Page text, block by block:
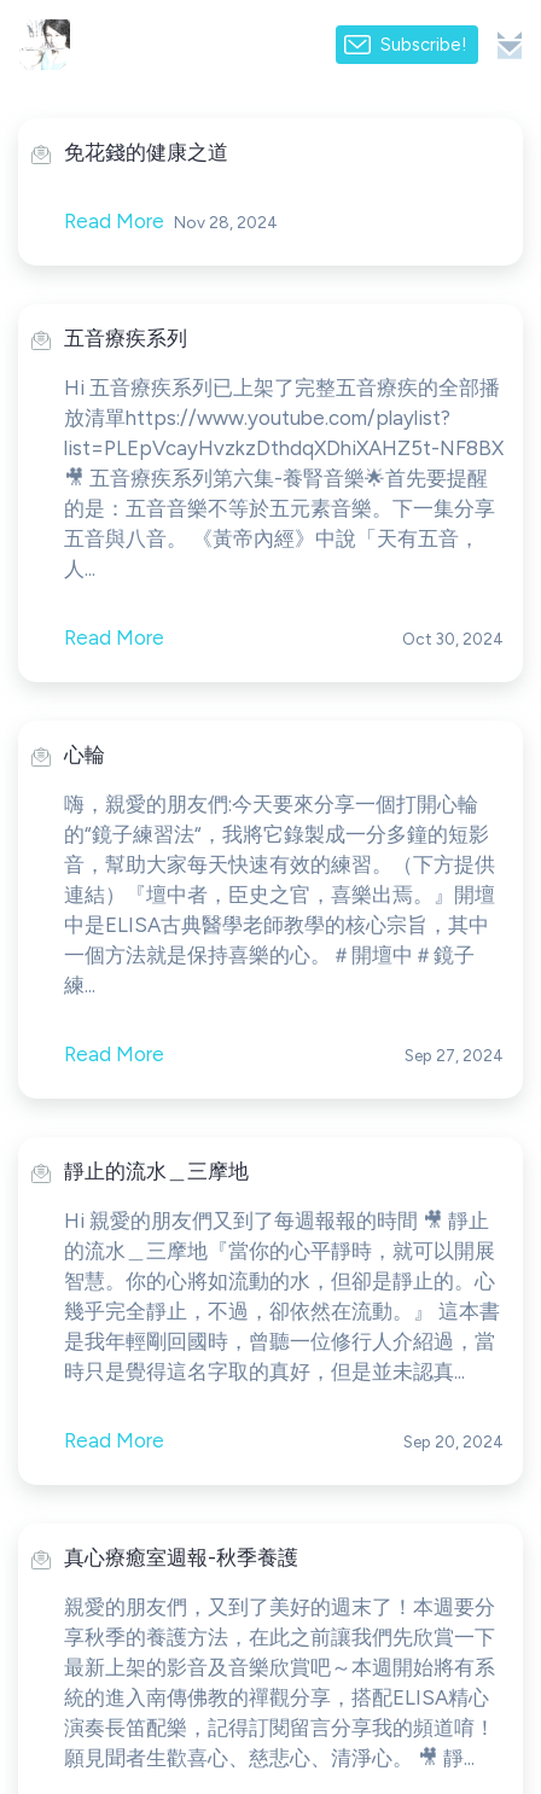
Subscribe!
免花錢的健康之道
Read More Nov 28, 2024
五音療疾系列
Hi 五音療疾系列已上架了完整五音療疾的全部播
放清單https://www.youtube.com/playlist?
list=PLEpVcayHvzkzDthdqXDhiXAHZ5t-NF8BX
🎥 五音療疾系列第六集-養腎音樂🌟首先要提醒
的是：五音音樂不等於五元素音樂。下一集分享
五音與八音。 《黃帝內經》中說「天有五音，
人...
Read More Oct 30, 2024
心輪
嗨，親愛的朋友們:今天要來分享一個打開心輪
的“鏡子練習法“，我將它錄製成一分多鐘的短影
音，幫助大家每天快速有效的練習。（下方提供
連結）『壇中者，臣史之官，喜樂出焉。』開壇
中是ELISA古典醫學老師教學的核心宗旨，其中
一個方法就是保持喜樂的心。＃開壇中＃鏡子
練...
Read More Sep 27, 2024
靜止的流水＿三摩地
Hi 親愛的朋友們又到了每週報報的時間 🎥 靜止
的流水＿三摩地『當你的心平靜時，就可以開展
智慧。你的心將如流動的水，但卻是靜止的。心
幾乎完全靜止，不過，卻依然在流動。』 這本書
是我年輕剛回國時，曾聽一位修行人介紹過，當
時只是覺得這名字取的真好，但是並未認真...
Read More Sep 20, 2024
真心療癒室週報-秋季養護
親愛的朋友們，又到了美好的週末了！本週要分
享秋季的養護方法，在此之前讓我們先欣賞一下
最新上架的影音及音樂欣賞吧～本週開始將有系
統的進入南傳佛教的禪觀分享，搭配ELISA精心
演奏長笛配樂，記得訂閱留言分享我的頻道唷！
願見聞者生歡喜心、慈悲心、清淨心。 🎥 靜...